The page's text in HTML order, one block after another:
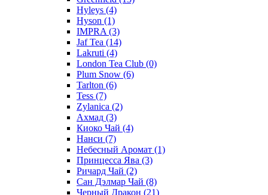
Hyleys (4)
Hyson (1)
IMPRA (3)
Jaf Tea (14)
Lakruti (4)
London Tea Club (0)
Plum Snow (6)
Tarlton (6)
Tess (7)
Zylanica (2)
Ахмад (3)
Киоко Чай (4)
Нанси (7)
Небесный Аромат (1)
Принцесса Ява (3)
Ричард Чай (2)
Сан Дэлмар Чай (8)
Черный Дракон (21)